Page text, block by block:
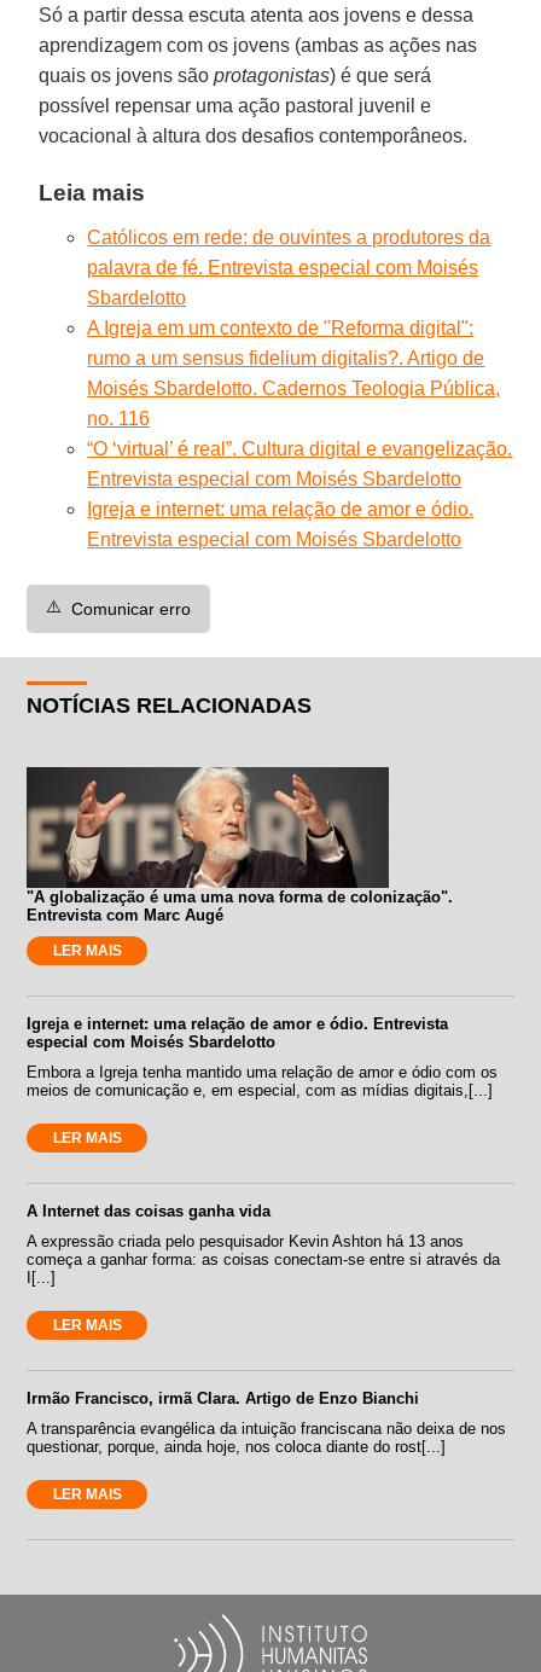
Só a partir dessa escuta atenta aos jovens e dessa
aprendizagem com os jovens (ambas as ações nas
quais os jovens sãoprotagonistas) é que será
possível repensar uma ação pastoral juvenil e
vocacional à altura dos desafios contemporâneos.
Leia mais
Católicos em rede: de ouvintes a produtores da
palavra de fé. Entrevista especial com Moisés
Sbardelotto
A Igreja em um contexto de "Reforma digital":
rumo a um sensus fidelium digitalis?. Artigo de
Moisés Sbardelotto. Cadernos Teologia Pública,
no. 116
“O ‘virtual’ é real”. Cultura digital e evangelização.
Entrevista especial com Moisés Sbardelotto
Igreja e internet: uma relação de amor e ódio.
Entrevista especial com Moisés Sbardelotto
⚠️ Comunicar erro
NOTÍCIAS RELACIONADAS
"A globalização é uma uma nova forma de colonização".
Entrevista com Marc Augé
LER MAIS
Igreja e internet: uma relação de amor e ódio. Entrevista
especial com Moisés Sbardelotto
Embora a Igreja tenha mantido uma relação de amor e ódio com os
meios de comunicação e, em especial, com as mídias digitais,[...]
LER MAIS
A Internet das coisas ganha vida
A expressão criada pelo pesquisador Kevin Ashton há 13 anos
começa a ganhar forma: as coisas conectam-se entre si através da
I[...]
LER MAIS
Irmão Francisco, irmã Clara. Artigo de Enzo Bianchi
A transparência evangélica da intuição franciscana não deixa de nos
questionar, porque, ainda hoje, nos coloca diante do rost[...]
LER MAIS